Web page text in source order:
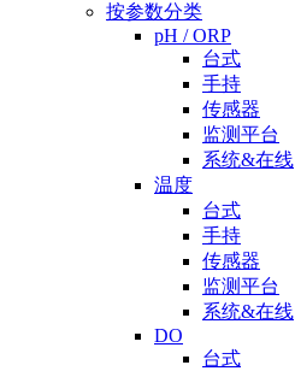
按参数分类
pH / ORP
台式
手持
传感器
监测平台
系统&在线
温度
台式
手持
传感器
监测平台
系统&在线
DO
台式